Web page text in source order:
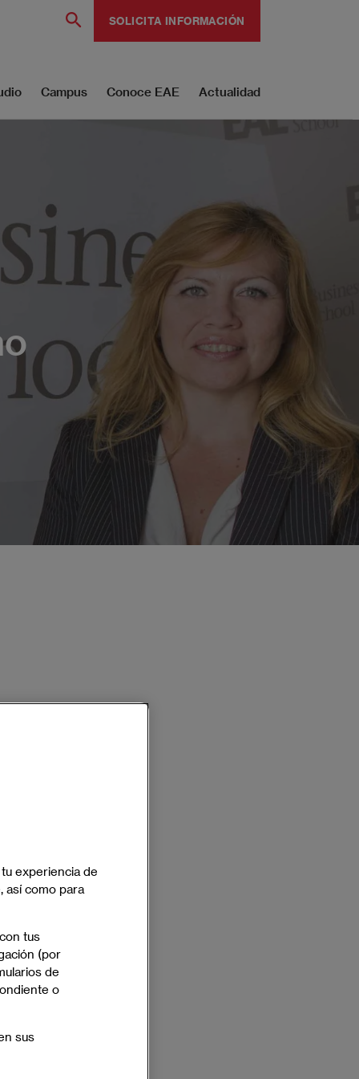
SOLICITA INFORMACIÓN
Campus Conoce EAE Actualidad
experiencia de
así como para
tus
(por
de
o
sus